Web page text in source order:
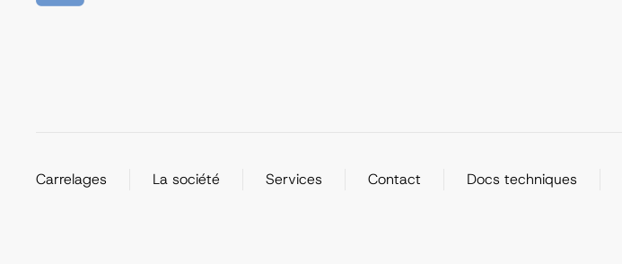
Carrelages La société Services Contact Docs techniques